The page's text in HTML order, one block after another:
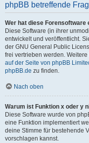
phpBB betreffende
Wer hat diese Forensoftware
Diese Software (in ihrer
entwickelt und veröffentlicht.
der GNU General Public
frei vertrieben werden.
auf der Seite von phpBB
phpBB.de zu finden.
Nach oben
Warum ist Funktion x oder y
Diese Software wurde von
eine Funktion implementiert
deine Stimme für bestehende
vorschlagen kannst.